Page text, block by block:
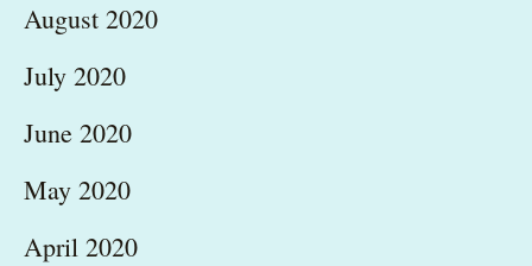
August 2020
July 2020
June 2020
May 2020
April 2020